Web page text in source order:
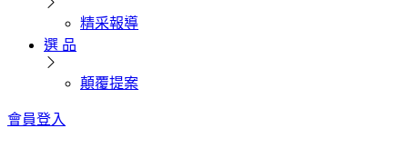
精采報導
選 品
顛覆提案
會員登入